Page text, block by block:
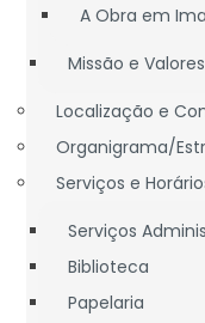
A Obra em
Missão e Valores
Localização e
Organigrama/
Serviços e
Serviços
Biblioteca
Papelaria